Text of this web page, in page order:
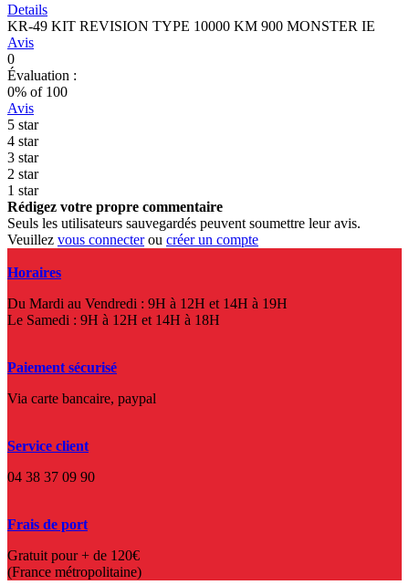
Details
KR-49 KIT REVISION TYPE 10000 KM 900 MONSTER IE
Avis
0
Évaluation :
0% of 100
Avis
5 star
4 star
3 star
2 star
1 star
Rédigez votre propre commentaire
Seuls les utilisateurs sauvegardés peuvent soumettre leur avis.
Veuillez vous connecterou créer un compte
Horaires
Du Mardi au Vendredi : 9H à 12H et 14H à 19H
Le Samedi : 9H à 12H et 14H à 18H
Paiement sécurisé
Via carte bancaire, paypal
Service client
04 38 37 09 90
Frais de port
Gratuit pour + de 120€
(France métropolitaine)